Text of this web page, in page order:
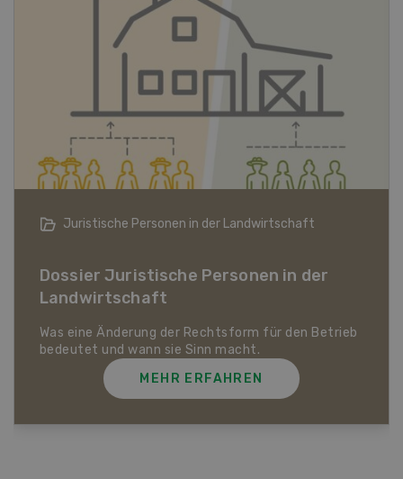
Juristische Personen in der Landwirtschaft
Dossier Juristische Personen in der
Landwirtschaft
Was eine Änderung der Rechtsform für den Betrieb
bedeutet und wann sie Sinn macht.
MEHR ERFAHREN